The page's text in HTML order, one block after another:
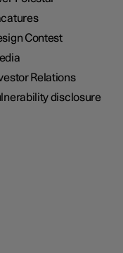
Contest
Relations
disclosure